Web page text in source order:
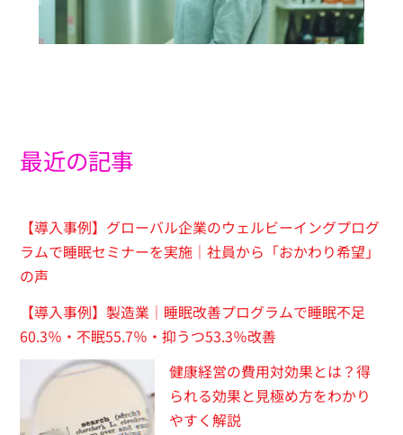
最近の記事
【導入事例】グローバル企業のウェルビーイングプログ
ラムで睡眠セミナーを実施｜社員から「おかわり希望」
の声
【導入事例】製造業｜睡眠改善プログラムで睡眠不足
60.3％・不眠55.7％・抑うつ53.3％改善
健康経営の費用対効果とは？得
られる効果と見極め方をわかり
やすく解説